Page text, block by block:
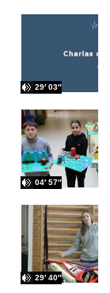
29′ 03″
04′ 57″
29′ 40″